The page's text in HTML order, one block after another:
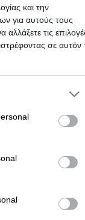
και την
για αυτούς τους
τις
σε αυτόν
more Google
but not limited to
data for below